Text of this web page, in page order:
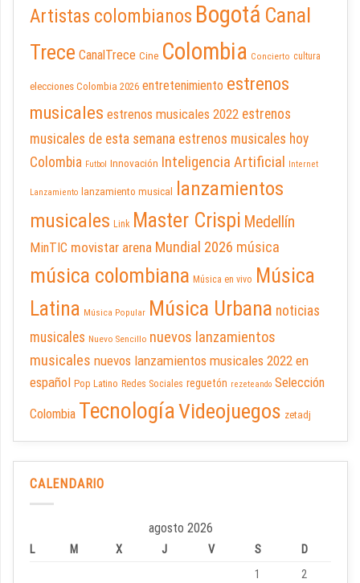
Artistas colombianos Bogotá Canal
Trece CanalTrece Cine Colombia Concierto cultura
elecciones Colombia 2026 entretenimiento estrenos
musicales estrenos musicales 2022 estrenos
musicales de esta semana estrenos musicales hoy
Colombia Futbol Innovación Inteligencia Artificial Internet
Lanzamiento lanzamiento musical
lanzamientos
musicales Link Master Crispi Medellín
MinTIC movistar arena Mundial 2026 música
música colombiana Música en vivo Música
Latina Música Popular Música Urbana noticias
musicales Nuevo Sencillo nuevos lanzamientos
musicales nuevos lanzamientos musicales 2022 en
español Pop Latino Redes Sociales reguetón rezeteando Selección
Colombia TecnologíaVideojuegos zetadj
CALENDARIO
agosto 2026
L M X J V S
D
1
2